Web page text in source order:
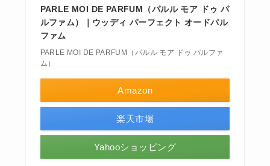
PARLE MOI DE PARFUM（パルル モア ドゥ パ
ルファム）｜ウッディ パーフェクト オードパル
ファム
PARLE MOI DE PARFUM（パルル モア ドゥ パルファ
ム）
Amazon
楽天市場
Yahooショッピング